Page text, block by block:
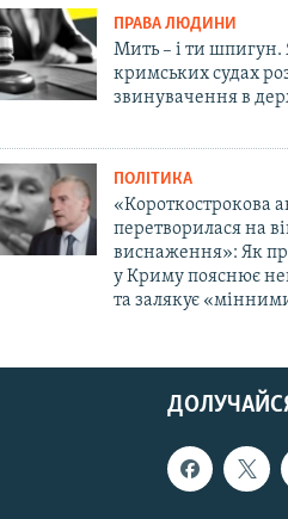
ПРАВА ЛЮДИНИ
Мить – і ти шпигун.
кримських судах
звинувачення в
ПОЛІТИКА
«Короткострокова
перетворилася на
виснаження»: Як
у Криму пояснює
та залякує